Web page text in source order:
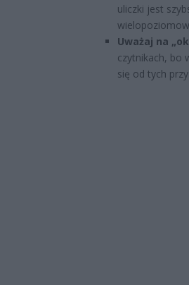
uliczki jest
Uważaj na
czytnikach, bo
się od tych